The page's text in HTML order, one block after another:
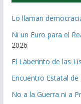
Lo llaman
Ni un Euro para el
2026
El Laberinto de las
Encuentro Estatal de
No a la Guerra ni a